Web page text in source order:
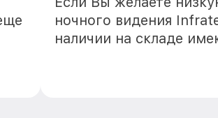
ночного видения
наличии на складе